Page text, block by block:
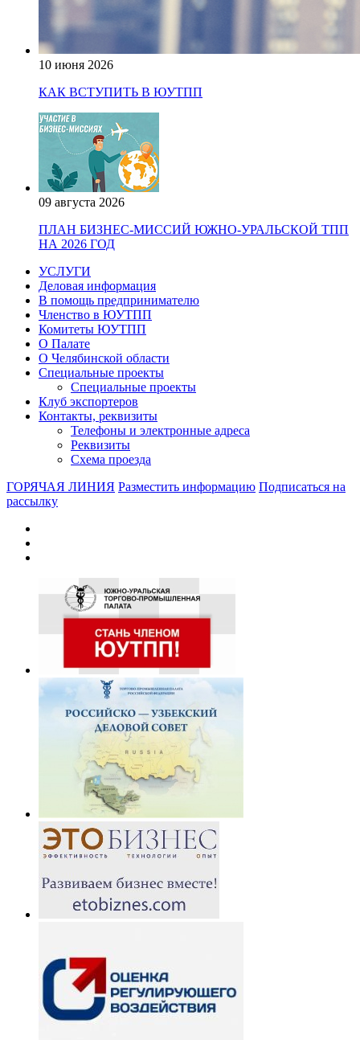
10 июня 2026
КАК ВСТУПИТЬ В ЮУТПП
09 августа 2026
ПЛАН БИЗНЕС-МИССИЙ ЮЖНО-УРАЛЬСКОЙ ТПП
НА 2026 ГОД
УСЛУГИ
Деловая информация
В помощь предпринимателю
Членство в ЮУТПП
Комитеты ЮУТПП
О Палате
О Челябинской области
Специальные проекты
Специальные проекты
Клуб экспортеров
Контакты, реквизиты
Телефоны и электронные адреса
Реквизиты
Схема проезда
ГОРЯЧАЯ ЛИНИЯ Разместить информацию Подписаться на
рассылку